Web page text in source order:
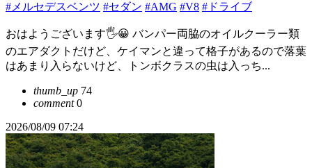
#メルセデスベンツ #セダン #AMG #V8 #ドライブ
おはようございます🖐😀 バンパー両脇のオイルクーラー類
のエアダクトだけど、ケイマンと違って格子があるので落葉
はあまり入らないけど、トンボクラスの虫は入っち...
thumb_up 74
comment0
2026/08/09 07:24